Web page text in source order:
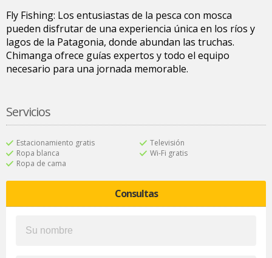
Fly Fishing: Los entusiastas de la pesca con mosca
pueden disfrutar de una experiencia única en los ríos y
lagos de la Patagonia, donde abundan las truchas.
Chimanga ofrece guías expertos y todo el equipo
necesario para una jornada memorable.
Servicios
Estacionamiento gratis
Ropa blanca
Ropa de cama
Televisión
Wi-Fi gratis
Consultas